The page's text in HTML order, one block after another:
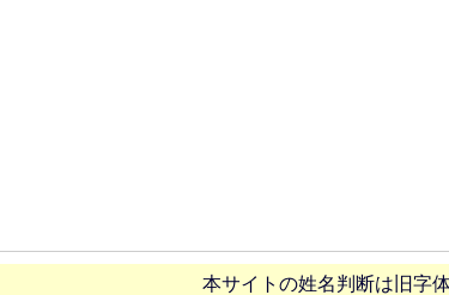
本サイトの姓名判断は旧字